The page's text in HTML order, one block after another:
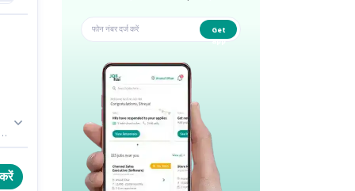
Get
app